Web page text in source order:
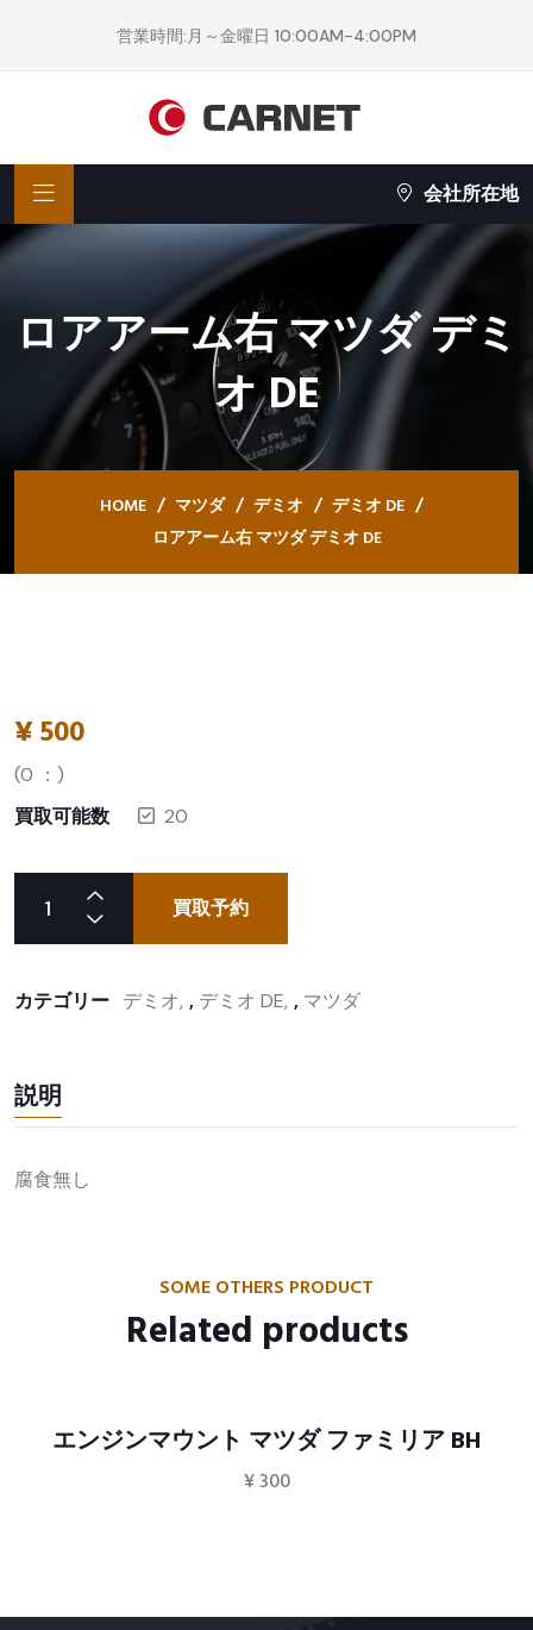
営業時間:月～金曜日 10:00AM-4:00PM
会社所在地
ロアアーム右 マツダ デミ
オ DE
HOME マツダ デミオ
デミオ DE
ロアアーム右 マツダ デミオ DE
¥500
(0 ：)
買取可能数
20
買取予約
カテゴリー デミオ , デミオ DE , マツダ
説明
腐食無し
SOME OTHERS PRODUCT
Related products
エンジンマウント マツダ ファミリア BH
¥300